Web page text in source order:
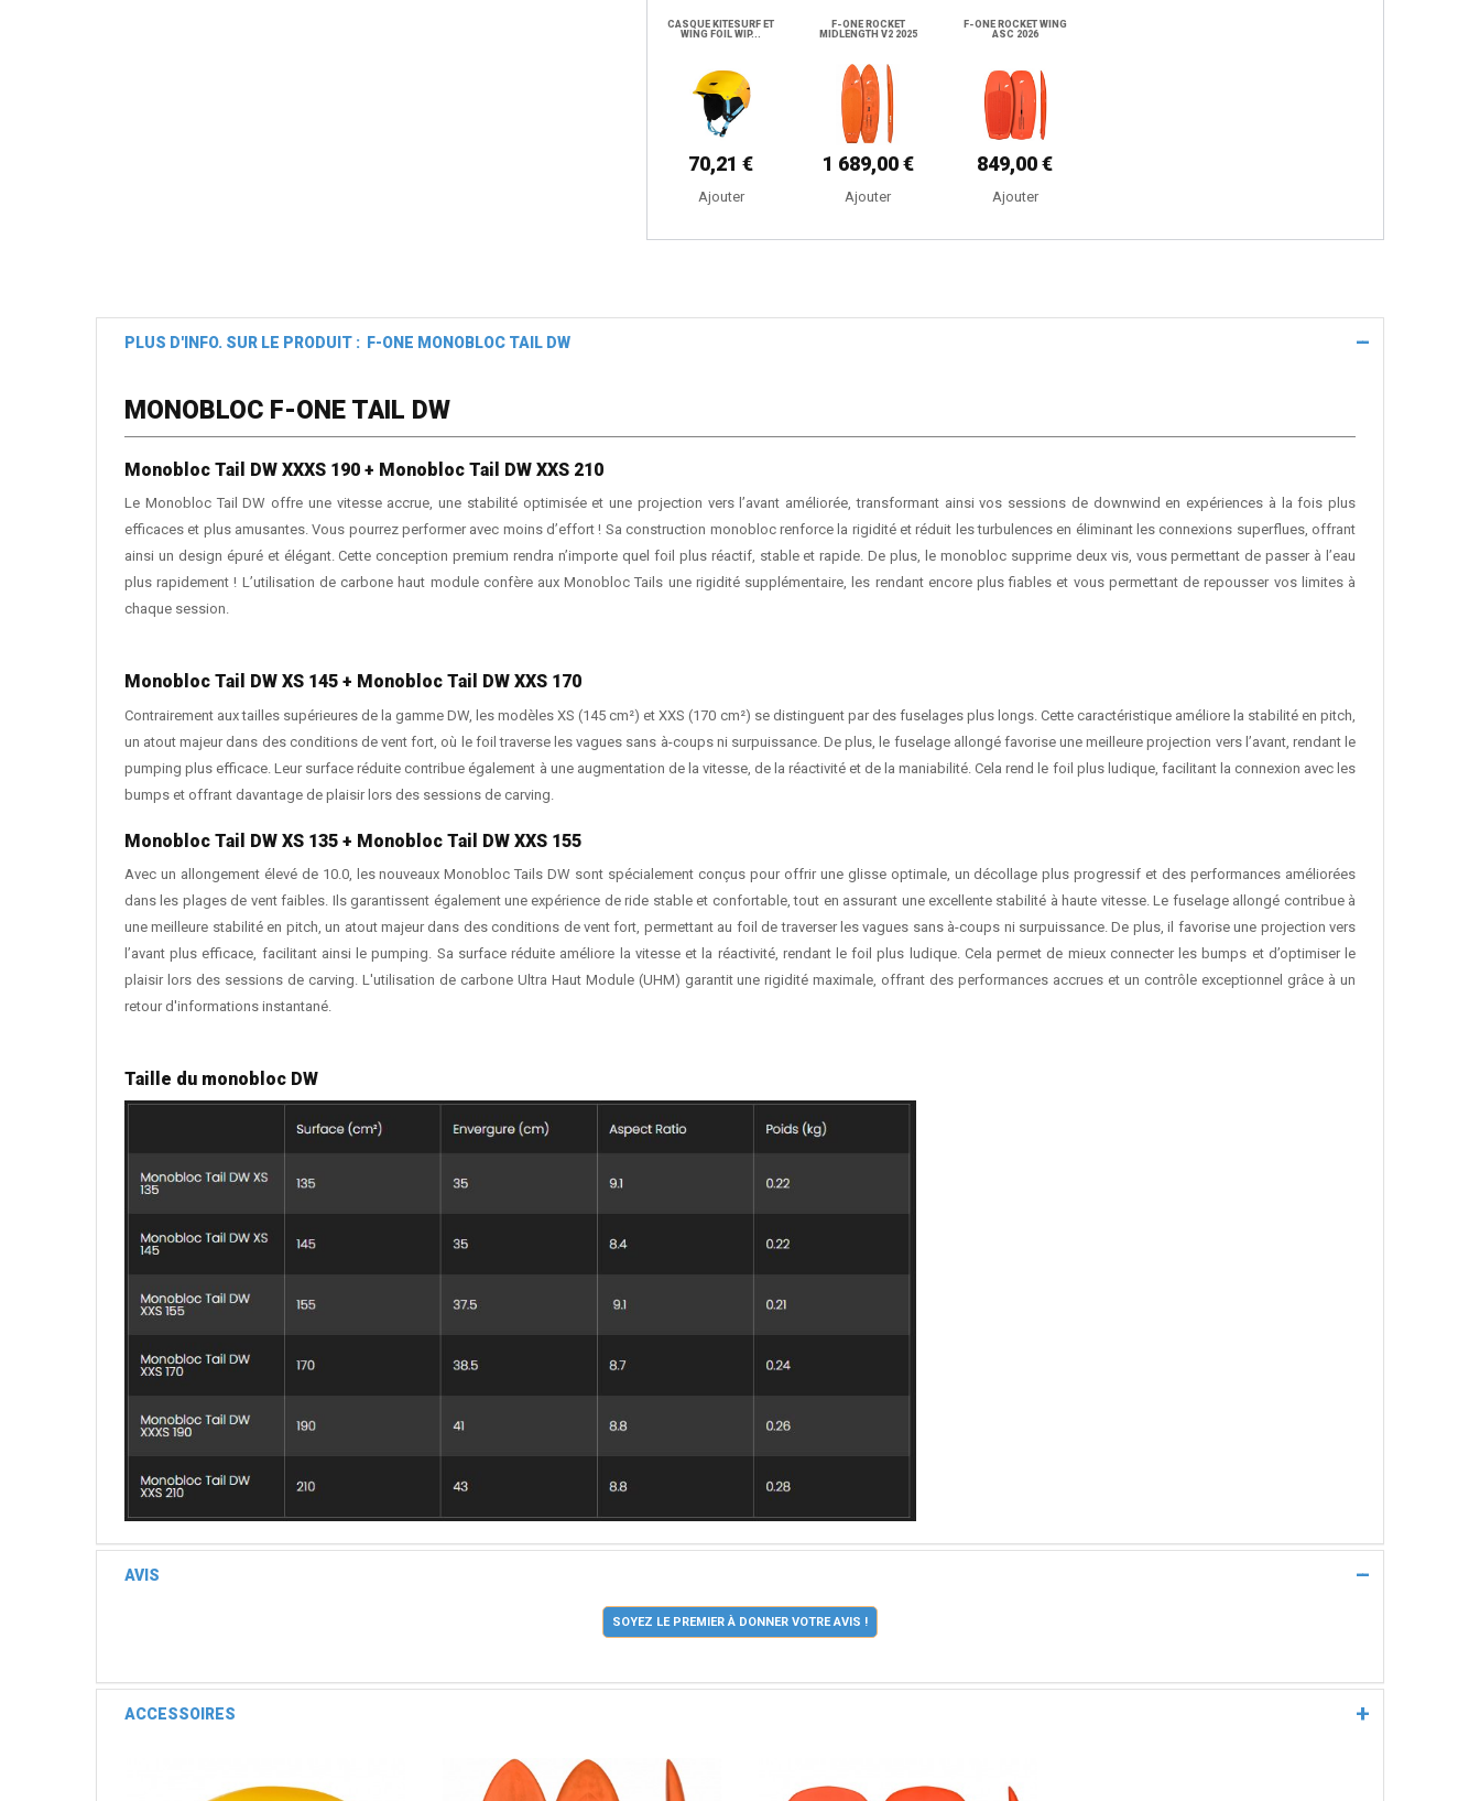
CASQUE KITESURF ET
WING FOIL WIP...
70,21 €
Ajouter
F-ONE ROCKET
MIDLENGTH V2 2025
1 689,00 €
Ajouter
F-ONE ROCKET WING
ASC 2026
849,00 €
Ajouter
PLUS D'INFO. SUR LE PRODUIT : F-ONE MONOBLOC TAIL DW
MONOBLOC F-ONE TAIL DW
Monobloc Tail DW XXXS 190 + Monobloc Tail DW XXS 210
Le Monobloc Tail DW offre une vitesse accrue, une stabilité optimisée et une projection vers l’avant améliorée, transformant ainsi vos sessions de downwind en expériences à la fois plus
efficaces et plus amusantes. Vous pourrez performer avec moins d’effort ! Sa construction monobloc renforce la rigidité et réduit les turbulences en éliminant les connexions superflues, offrant
ainsi un design épuré et élégant. Cette conception premium rendra n’importe quel foil plus réactif, stable et rapide. De plus, le monobloc supprime deux vis, vous permettant de passer à l’eau
plus rapidement ! L’utilisation de carbone haut module confère aux Monobloc Tails une rigidité supplémentaire, les rendant encore plus fiables et vous permettant de repousser vos limites à
chaque session.
Monobloc Tail DW XS 145 + Monobloc Tail DW XXS 170
Contrairement aux tailles supérieures de la gamme DW, les modèles XS (145 cm²) et XXS (170 cm²) se distinguent par des fuselages plus longs. Cette caractéristique améliore la stabilité en pitch,
un atout majeur dans des conditions de vent fort, où le foil traverse les vagues sans à-coups ni surpuissance. De plus, le fuselage allongé favorise une meilleure projection vers l’avant, rendant le
pumping plus efficace. Leur surface réduite contribue également à une augmentation de la vitesse, de la réactivité et de la maniabilité. Cela rend le foil plus ludique, facilitant la connexion avec les
bumps et offrant davantage de plaisir lors des sessions de carving.
Monobloc Tail DW XS 135 + Monobloc Tail DW XXS 155
Avec un allongement élevé de 10.0, les nouveaux Monobloc Tails DW sont spécialement conçus pour offrir une glisse optimale, un décollage plus progressif et des performances améliorées
dans les plages de vent faibles. Ils garantissent également une expérience de ride stable et confortable, tout en assurant une excellente stabilité à haute vitesse. Le fuselage allongé contribue à
une meilleure stabilité en pitch, un atout majeur dans des conditions de vent fort, permettant au foil de traverser les vagues sans à-coups ni surpuissance. De plus, il favorise une projection vers
l’avant plus efficace, facilitant ainsi le pumping. Sa surface réduite améliore la vitesse et la réactivité, rendant le foil plus ludique. Cela permet de mieux connecter les bumps et d’optimiser le
plaisir lors des sessions de carving. L'utilisation de carbone Ultra Haut Module (UHM) garantit une rigidité maximale, offrant des performances accrues et un contrôle exceptionnel grâce à un
retour d'informations instantané.
Taille du monobloc DW
AVIS
SOYEZ LE PREMIER À DONNER VOTRE AVIS !
ACCESSOIRES